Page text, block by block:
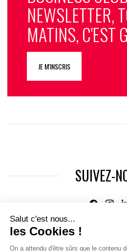
NEWSLETTER,
MATINS, C'EST
JE M'INSCRIS
SUIVEZ-